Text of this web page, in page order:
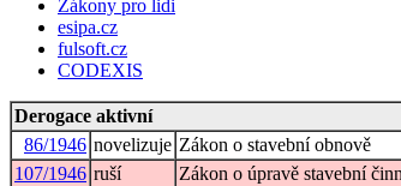
Zákony pro lidi
esipa.cz
fulsoft.cz
CODEXIS
Derogace aktivní
86/1946 novelizuje Zákon o stavební obnově
107/1946 ruší
Zákon o úpravě stavební